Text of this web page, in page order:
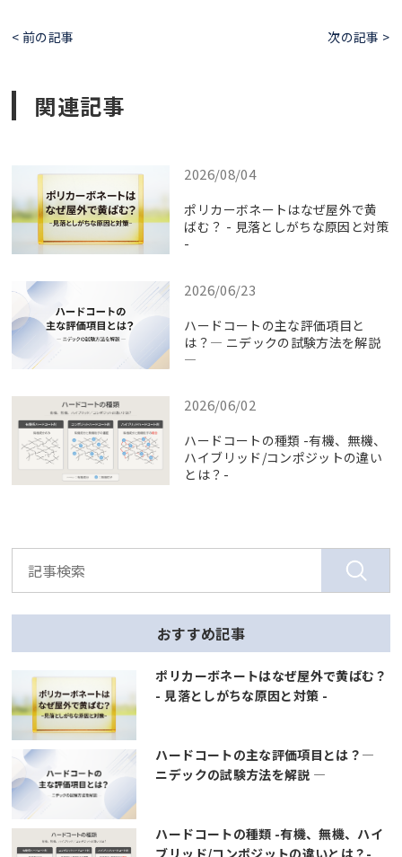
< 前の記事 次の記事 >
関連記事
2026/08/04
ポリカーボネートはなぜ屋外で黄
ばむ？ - 見落としがちな原因と対策
-
2026/06/23
ハードコートの主な評価項目と
は？― ニデックの試験方法を解説
―
2026/06/02
ハードコートの種類 -有機、無機、
ハイブリッド/コンポジットの違い
とは？-
おすすめ記事
ポリカーボネートはなぜ屋外で黄ばむ？
- 見落としがちな原因と対策 -
ハードコートの主な評価項目とは？―
ニデックの試験方法を解説 ―
ハードコートの種類 -有機、無機、ハイ
ブリッド/コンポジットの違いとは？-